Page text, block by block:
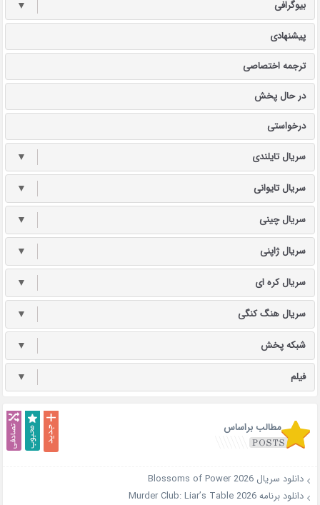
بیوگرافی ▼
پیشنهادی
ترجمه اختصاصی
در حال پخش
درخواستی
سریال تایلندی ▼
سریال تایوانی ▼
سریال چینی ▼
سریال ژاپنی ▼
سریال کره ای ▼
سریال هنگ کنگی ▼
شبکه پخش ▼
فیلم ▼
مطالب براساس
دانلود سریال Blossoms of Power 2026
دانلود برنامه Murder Club: Liar’s Table 2026